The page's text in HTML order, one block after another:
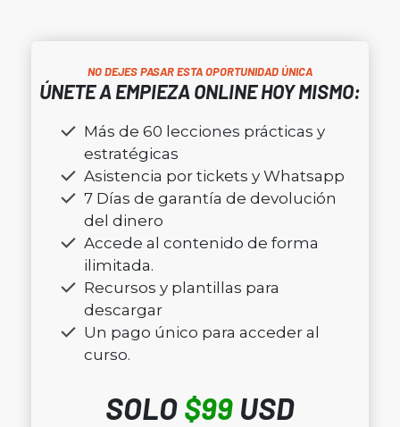
NO DEJES PASAR ESTA OPORTUNIDAD ÚNICA
ÚNETE A EMPIEZA ONLINE HOY MISMO:
Más de 60 lecciones prácticas y
estratégicas
Asistencia por tickets y Whatsapp
7 Días de garantía de devolución
del dinero
Accede al contenido de forma
ilimitada.
Recursos y plantillas para
descargar
Un pago único para acceder al
curso.
SOLO$99 USD